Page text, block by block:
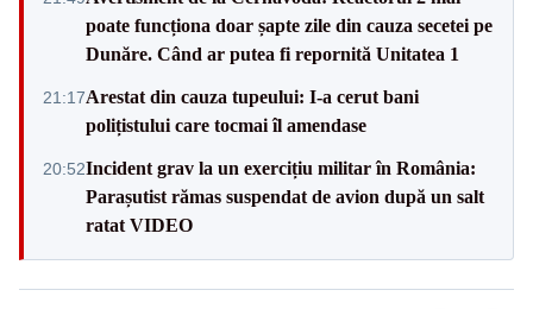
poate funcționa doar șapte zile din cauza secetei pe
Dunăre. Când ar putea fi repornită Unitatea 1
21:17Arestat din cauza tupeului: I-a cerut bani
polițistului care tocmai îl amendase
20:52Incident grav la un exercițiu militar în România:
Parașutist rămas suspendat de avion după un salt
ratat VIDEO